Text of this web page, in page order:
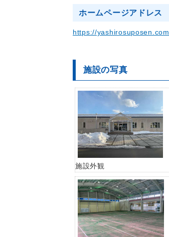
ホームページアドレス
https://yashirosuposen.com
施設の写真
施設外観